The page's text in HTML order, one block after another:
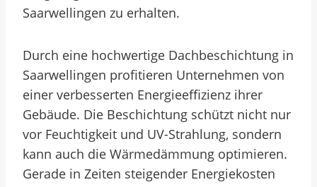
Saarwellingen zu erhalten.
Durch eine hochwertige Dachbeschichtung in
Saarwellingen profitieren Unternehmen von
einer verbesserten Energieeffizienz ihrer
Gebäude. Die Beschichtung schützt nicht nur
vor Feuchtigkeit und UV-Strahlung, sondern
kann auch die Wärmedämmung optimieren.
Gerade in Zeiten steigender Energiekosten